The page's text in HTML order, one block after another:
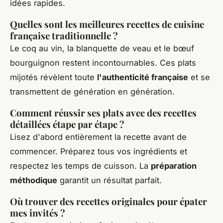
idées rapides.
Quelles sont les meilleures recettes de cuisine
française traditionnelle ?
Le coq au vin, la blanquette de veau et le bœuf
bourguignon restent incontournables. Ces plats
mijotés révèlent toute l'authenticité française et se
transmettent de génération en génération.
Comment réussir ses plats avec des recettes
détaillées étape par étape ?
Lisez d'abord entièrement la recette avant de
commencer. Préparez tous vos ingrédients et
respectez les temps de cuisson. La préparation
méthodique garantit un résultat parfait.
Où trouver des recettes originales pour épater
mes invités ?